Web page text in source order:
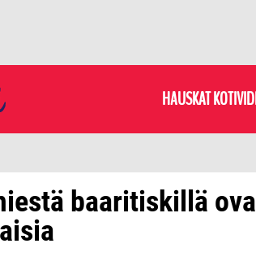
HAUSKAT
baaritiskillä